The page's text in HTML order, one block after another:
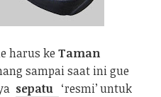
harus keTaman
sampai saat ini gue
sepatu ‘resmi’ untuk